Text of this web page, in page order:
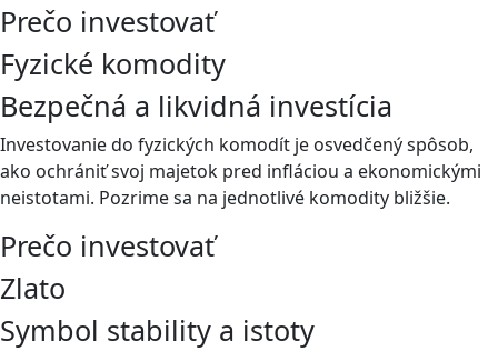
Prečo investovať
Fyzické komodity
Bezpečná a likvidná investícia
Investovanie do fyzických komodít je osvedčený spôsob,
ako ochrániť svoj majetok pred infláciou a ekonomickými
neistotami. Pozrime sa na jednotlivé komodity bližšie.
Prečo investovať
Zlato
Symbol stability a istoty